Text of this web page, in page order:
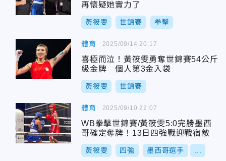
再懷疑她實力了
黃筱雯 世錦賽 拳擊
體育
喜極而泣！黃筱雯勇奪世錦賽54公斤
級金牌 個人第3金入袋
黃筱雯 世錦賽
2025/09/14 20:17
體育
WB拳擊世錦賽/黃筱雯5:0完勝墨西
哥確定奪牌！13日四強戰迎戰宿敵
黃筱雯 四強 墨西哥選手
2025/09/10 22:07